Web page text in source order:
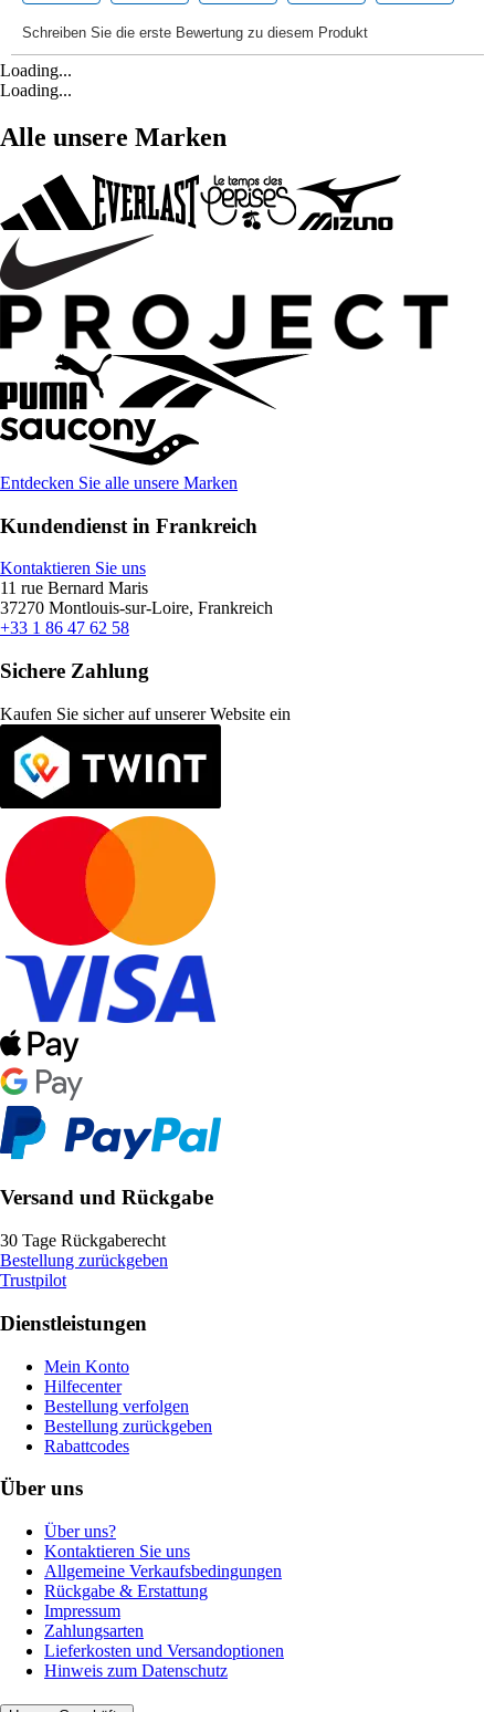
Loading...
Loading...
Alle unsere Marken
Entdecken Sie alle unsere Marken
Kundendienst in Frankreich
Kontaktieren Sie uns
11 rue Bernard Maris
37270 Montlouis-sur-Loire, Frankreich
+33 1 86 47 62 58
Sichere Zahlung
Kaufen Sie sicher auf unserer Website ein
Versand und Rückgabe
30 Tage Rückgaberecht
Bestellung zurückgeben
Trustpilot
Dienstleistungen
Mein Konto
Hilfecenter
Bestellung verfolgen
Bestellung zurückgeben
Rabattcodes
Über uns
Über uns?
Kontaktieren Sie uns
Allgemeine Verkaufsbedingungen
Rückgabe & Erstattung
Impressum
Zahlungsarten
Lieferkosten und Versandoptionen
Hinweis zum Datenschutz